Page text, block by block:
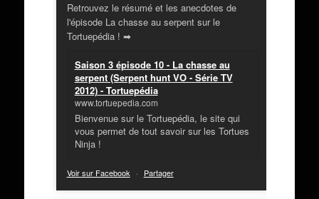
Retrouvez le résumé et les anecdotes de
l'épisode La chasse au serpent sur le
Tortuepédia ! ➡
Saison 3 épisode 10 - La chasse au
serpent (Serpent hunt VO - Série TV
2012) - Tortuepédia
www.tortuepedia.com
Bienvenue sur le Tortuepédia, le site qui
vous permet de tout savoir sur les Tortues
Ninja !
Voir sur Facebook · Partager